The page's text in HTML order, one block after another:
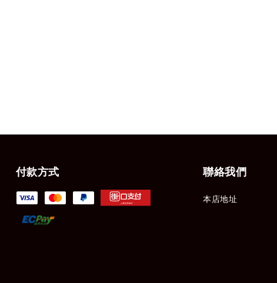
付款方式 聯絡我們
本店地址